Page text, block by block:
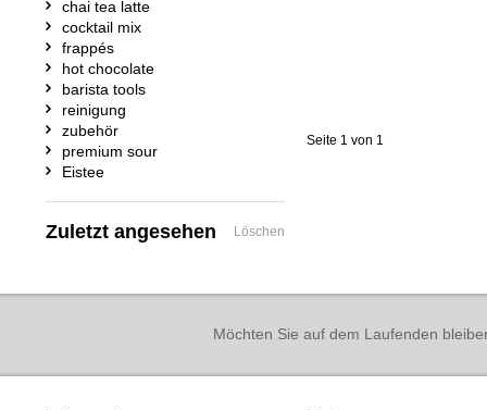
Seite 1 von 1
chai tea latte
cocktail mix
frappés
hot chocolate
barista tools
reinigung
zubehör
premium sour
Eistee
Zuletzt angesehen Löschen
Möchten Sie auf dem Laufenden